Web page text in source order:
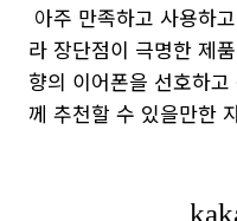
아주 만족하고 사용하
라 장단점이 극명한 제
향의 이어폰을 선호하
께 추천할 수 있을만한